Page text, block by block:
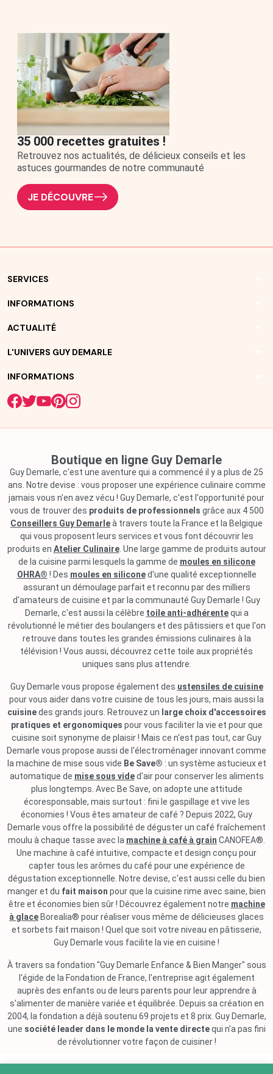
35 000 recettes gratuites !
Retrouvez nos actualités, de délicieux conseils et les
astuces gourmandes de notre communauté
JE DÉCOUVRE
SERVICES
INFORMATIONS
ACTUALITÉ
L'UNIVERS GUY DEMARLE
INFORMATIONS
Boutique en ligne Guy Demarle
Guy Demarle, c'est une aventure qui a commencé il y a plus de 25
ans. Notre devise : vous proposer une expérience culinaire comme
jamais vous n'en avez vécu ! Guy Demarle, c'est l'opportunité pour
vous de trouver des produits de professionnels grâce aux 4 500
Conseillers Guy Demarleà travers toute la France et la Belgique
qui vous proposent leurs services et vous font découvrir les
produits en Atelier Culinaire. Une large gamme de produits autour
de la cuisine parmi lesquels la gamme de moules en silicone
OHRA® ! Des moules en siliconed'une qualité exceptionnelle
assurant un démoulage parfait et reconnu par des milliers
d'amateurs de cuisine et par la communauté Guy Demarle ! Guy
Demarle, c'est aussi la célèbre toile anti-adhérentequi a
révolutionné le métier des boulangers et des pâtissiers et que l'on
retrouve dans toutes les grandes émissions culinaires à la
télévision ! Vous aussi, découvrez cette toile aux propriétés
uniques sans plus attendre.
Guy Demarle vous propose également des ustensiles de cuisine
pour vous aider dans votre cuisine de tous les jours, mais aussi la
cuisinedes grands jours. Retrouvez un large choix d'accessoires
pratiques et ergonomiques pour vous faciliter la vie et pour que
cuisine soit synonyme de plaisir ! Mais ce n'est pas tout, car Guy
Demarle vous propose aussi de l'électroménager innovant comme
la machine de mise sous vide Be Save® : un système astucieux et
automatique de mise sous vided'air pour conserver les aliments
plus longtemps. Avec Be Save, on adopte une attitude
écoresponsable, mais surtout : fini le gaspillage et vive les
économies ! Vous êtes amateur de café ? Depuis 2022, Guy
Demarle vous offre la possibilité de déguster un café fraîchement
moulu à chaque tasse avec la machine à café à grain CANOFEA®.
Une machine à café intuitive, compacte et design conçu pour
capter tous les arômes du café pour une expérience de
dégustation exceptionnelle. Notre devise, c'est aussi celle du bien
manger et du fait maison pour que la cuisine rime avec saine, bien
être et économies bien sûr ! Découvrez également notre machine
à glace Borealia® pour réaliser vous même de délicieuses glaces
et sorbets fait maison ! Quel que soit votre niveau en pâtisserie,
Guy Demarle vous facilite la vie en cuisine !
À travers sa fondation "Guy Demarle Enfance & Bien Manger" sous
l'égide de la Fondation de France, l'entreprise agit également
auprès des enfants ou de leurs parents pour leur apprendre à
s'alimenter de manière variée et équilibrée. Depuis sa création en
2004, la fondation a déjà soutenu 69 projets et 8 prix. Guy Demarle,
une société leader dans le monde la vente directequi n'a pas fini
de révolutionner votre façon de cuisiner !